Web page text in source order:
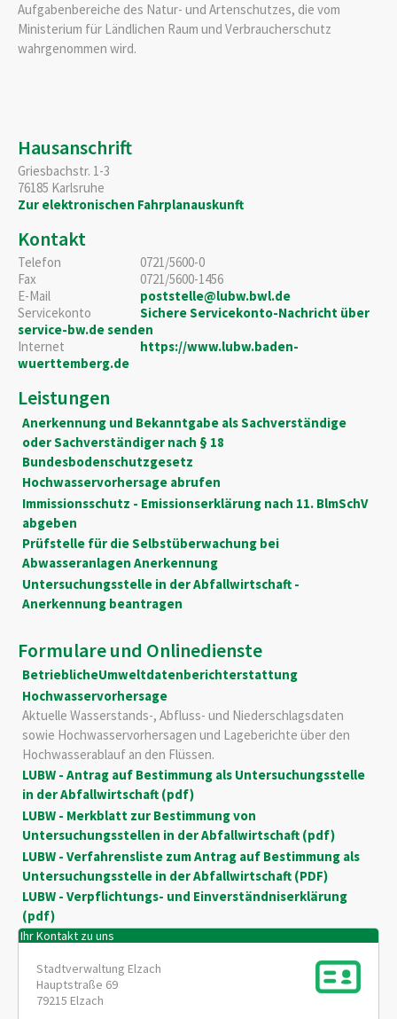
Aufgabenbereiche des Natur- und Artenschutzes, die vom
Ministerium für Ländlichen Raum und Verbraucherschutz
wahrgenommen wird.
Hausanschrift
Griesbachstr. 1-3
76185 Karlsruhe
Zur elektronischen Fahrplanauskunft
Kontakt
Telefon
0721/5600-0
Fax
0721/5600-1456
E-Mail
poststelle@lubw.bwl.de
Servicekonto
Sichere Servicekonto-Nachricht über
service-bw.de senden
Internet
https://www.lubw.baden-
wuerttemberg.de
Leistungen
Anerkennung und Bekanntgabe als Sachverständige
oder Sachverständiger nach § 18
Bundesbodenschutzgesetz
Hochwasservorhersage abrufen
Immissionsschutz - Emissionserklärung nach 11. BlmSchV
abgeben
Prüfstelle für die Selbstüberwachung bei
Abwasseranlagen Anerkennung
Untersuchungsstelle in der Abfallwirtschaft -
Anerkennung beantragen
Formulare und Onlinedienste
BetrieblicheUmweltdatenberichterstattung
Hochwasservorhersage
Aktuelle Wasserstands-, Abfluss- und Niederschlagsdaten
sowie Hochwasservorhersagen und Lageberichte über den
Hochwasserablauf an den Flüssen.
LUBW - Antrag auf Bestimmung als Untersuchungsstelle
in der Abfallwirtschaft (pdf)
LUBW - Merkblatt zur Bestimmung von
Untersuchungsstellen in der Abfallwirtschaft (pdf)
LUBW - Verfahrensliste zum Antrag auf Bestimmung als
Untersuchungsstelle in der Abfallwirtschaft (PDF)
LUBW - Verpflichtungs- und Einverständniserklärung
(pdf)
Ihr Kontakt zu uns
Stadtverwaltung Elzach
Hauptstraße 69
79215 Elzach